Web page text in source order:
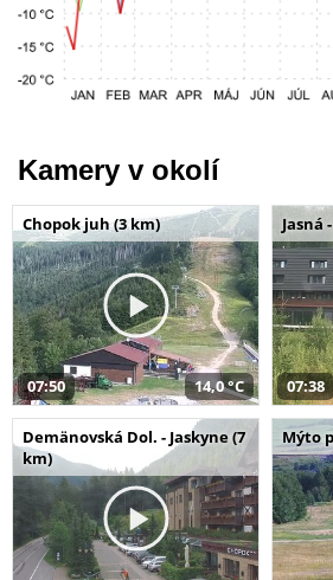
Kamery v okolí
Chopok juh (3 km)
07:50 14,0 °C
Jasná
07:38
Demänovská Dol. - Jaskyne (7
km)
Mýto